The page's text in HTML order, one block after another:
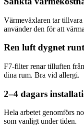
Värmeväxlaren tar
använder den för att
Ren luft dygnet runt
F7-filter renar tilluften
dina rum. Bra vid allergi.
2–4 dagars
Hela arbetet genomförs
som vanligt under tiden.